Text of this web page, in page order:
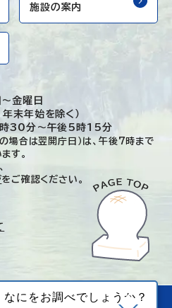
施設の案内
金曜日
年末年始を除く）
30分～午後5時15分
場合は翌開庁日）は、午後7時まで
す。
をご確認ください。